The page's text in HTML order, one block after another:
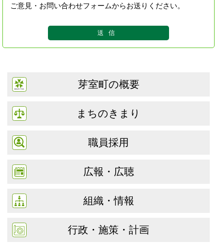
ご意見・お問い合わせフォームからお送りください。
芽室町の概要
まちのきまり
職員採用
広報・広聴
組織・情報
行政・施策・計画